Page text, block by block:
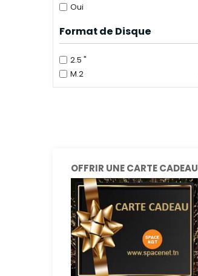
Oui
Format de Disque
2.5 "
M.2
OFFRIR UNE CARTE CADEAU